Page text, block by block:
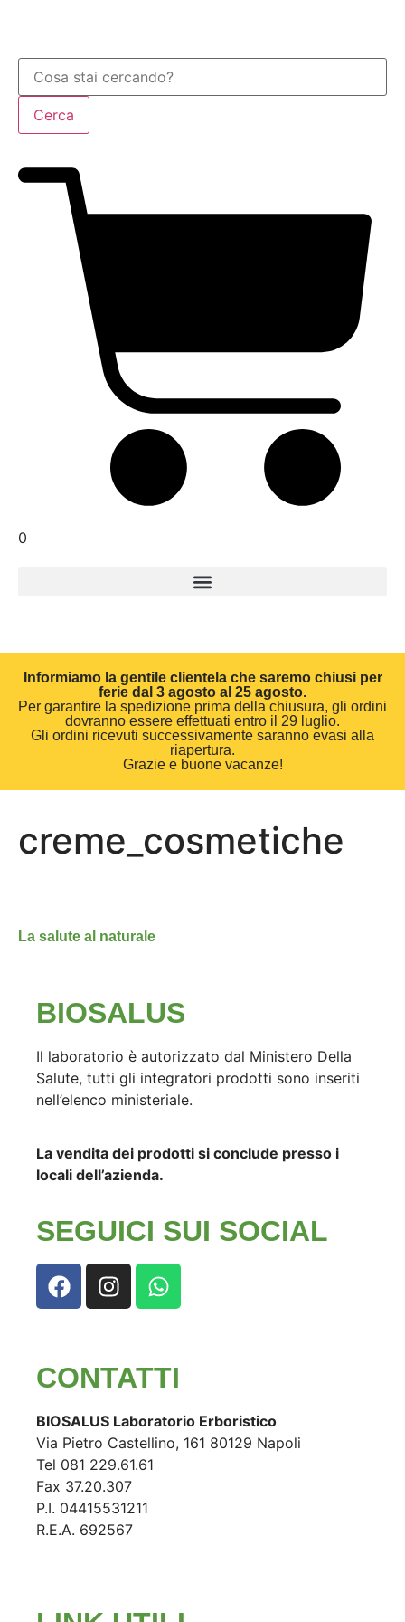
0
Informiamo la gentile clientela che saremo chiusi per
ferie dal 3 agosto al 25 agosto.
Per garantire la spedizione prima della chiusura, gli ordini
dovranno essere effettuati entro il 29 luglio.
Gli ordini ricevuti successivamente saranno evasi alla
riapertura.
Grazie e buone vacanze!
creme_cosmetiche
La salute al naturale
BIOSALUS
Il laboratorio è autorizzato dal Ministero Della
Salute, tutti gli integratori prodotti sono inseriti
nell’elenco ministeriale.
La vendita dei prodotti si conclude presso i
locali dell’azienda.
SEGUICI SUI SOCIAL
CONTATTI
BIOSALUS Laboratorio Erboristico
Via Pietro Castellino, 161 80129 Napoli
Tel 081 229.61.61
Fax 37.20.307
P.I. 04415531211
R.E.A. 692567